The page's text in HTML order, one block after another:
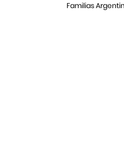
Familias